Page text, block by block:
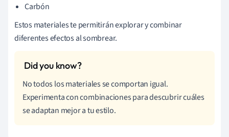
Carbón
Estos materiales te permitirán explorar y combinar
diferentes efectos al sombrear.
No todos los materiales se comportan igual.
Experimenta con combinaciones para descubrir cuáles
se adaptan mejor a tu estilo.